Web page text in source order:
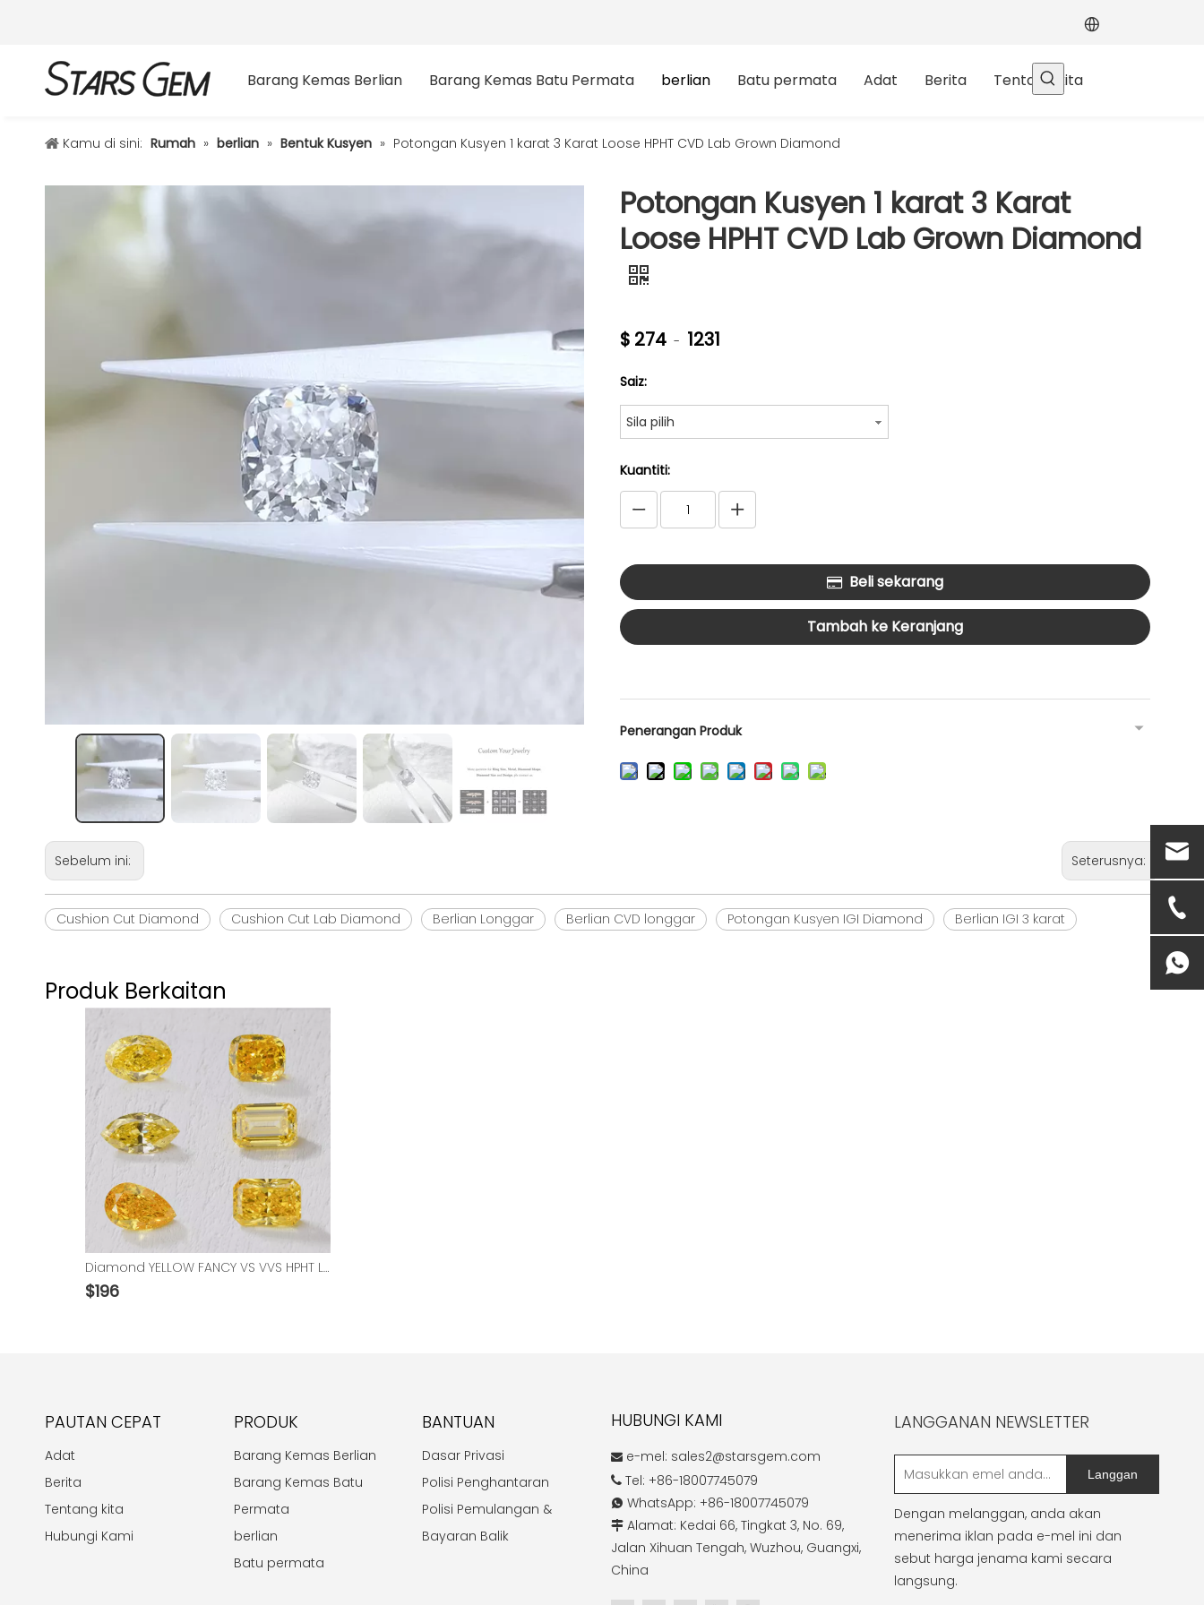
Barang Kemas Berlian Barang Kemas Batu Permata berlian Batu permata Adat Berita Tentang kita
Kamu di sini: Rumah » berlian » Bentuk Kusyen » Potongan Kusyen 1 karat 3 Karat Loose HPHT CVD Lab Grown Diamond
Potongan Kusyen 1 karat 3 Karat
Loose HPHT CVD Lab Grown Diamond
$ 274 - 1231
Saiz:
Sila pilih
Kuantiti:
Beli sekarang
Tambah ke Keranjang
Penerangan Produk
Sebelum ini: Seterusnya:
Cushion Cut Diamond Cushion Cut Lab Diamond Berlian Longgar Berlian CVD longgar Potongan Kusyen IGI Diamond Berlian IGI 3 karat
Produk Berkaitan
Diamond YELLOW FANCY VS VVS HPHT Lab Grown Diamond dengan IGI
$196
PAUTAN CEPAT
Adat
Berita
Tentang kita
Hubungi Kami
PRODUK
Barang Kemas Berlian
Barang Kemas Batu
Permata
berlian
Batu permata
BANTUAN
Dasar Privasi
Polisi Penghantaran
Polisi Pemulangan &
Bayaran Balik
HUBUNGI KAMI
e-mel: sales2@starsgem.com
Tel: +86-18007745079
 WhatsApp: +86-18007745079
Alamat: Kedai 66, Tingkat 3, No. 69,
Jalan Xihuan Tengah, Wuzhou, Guangxi,
China
LANGGANAN NEWSLETTER
Langgan
Dengan melanggan, anda akan
menerima iklan pada e-mel ini dan
sebut harga jenama kami secara
langsung.